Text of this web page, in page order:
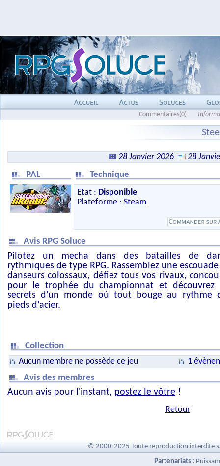
Commentaires(0)
28 Janvier 2026
28
PAL
Technique
Etat : Disponible
Plateforme : Steam
Avis RPG Soluce
Pilotez un mecha dans des batailles de
rythmiques de type RPG. Rassemblez une
danseurs colossaux, défiez tous vos rivaux,
pour le trophée du championnat et découvrez
secrets d'un monde où tout bouge au rythme
pieds d'acier.
Collection
Aucun membre ne possède ce jeu
1
Avis des membres
Aucun avis pour l'instant, postez le vôtre !
Retour
© 2000-2025 Toute reproduction interdite
Partenariats :